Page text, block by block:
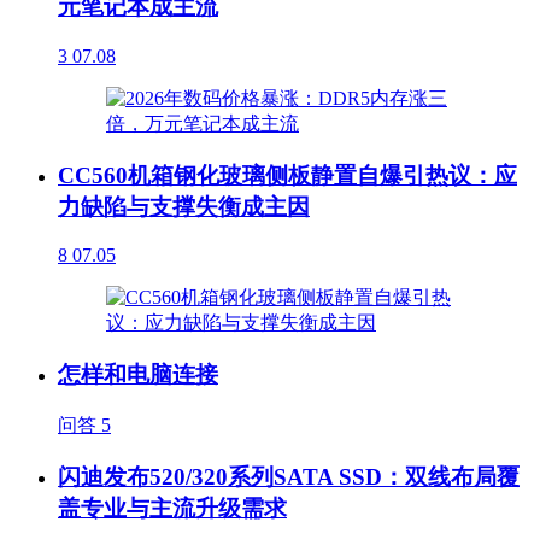
元笔记本成主流
3 07.08
CC560机箱钢化玻璃侧板静置自爆引热议：应
力缺陷与支撑失衡成主因
8 07.05
怎样和电脑连接
问答 5
闪迪发布520/320系列SATA SSD：双线布局覆
盖专业与主流升级需求